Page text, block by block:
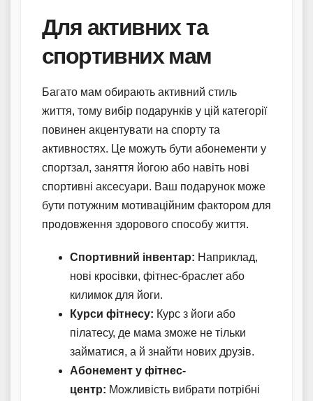
Для активних та
спортивних мам
Багато мам обирають активний стиль
життя, тому вибір подарунків у цій категорії
повинен акцентувати на спорту та
активностях. Це можуть бути абонементи у
спортзал, заняття йогою або навіть нові
спортивні аксесуари. Ваш подарунок може
бути потужним мотиваційним фактором для
продовження здорового способу життя.
Спортивний інвентар: Наприклад,
нові кросівки, фітнес-браслет або
килимок для йоги.
Курси фітнесу: Курс з йоги або
пілатесу, де мама зможе не тільки
займатися, а й знайти нових друзів.
Абонемент у фітнес-
центр: Можливість вибрати потрібні